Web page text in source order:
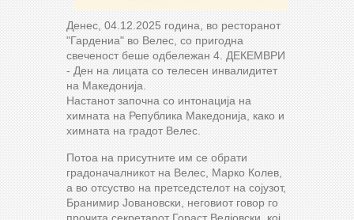
Денес, 04.12.2025 година, во ресторанот
"Гардениа" во Велес, со пригодна
свеченост беше одбележан 4. ДЕКЕМВРИ
- Ден на лицата со телесен инвалидитет
на Македонија.
Настанот започна со интонација на
химната на Република Македонија, како и
химната на градот Велес.
Потоа на присутните им се обрати
градоначалникот на Велес, Марко Колев,
а во отсуство на претседстелот на сојузот,
Бранимир Јовановски, неговиот говор го